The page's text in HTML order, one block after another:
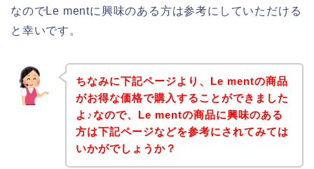
なのでLe mentに興味のある方は参考にしていただける
と幸いです。
ちなみに下記ページより、Le mentの商品
がお得な価格で購入することができました
よ♪なので、Le mentの商品に興味のある
方は下記ページなどを参考にされてみては
いかがでしょうか？